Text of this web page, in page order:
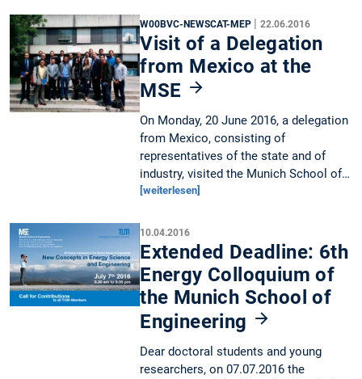
W00BVC-NEWSCAT-MEP |22.06.2016
Visit of a Delegation
from Mexico at the
MSE
On Monday, 20 June 2016, a delegation
from Mexico, consisting of
representatives of the state and of
industry, visited the Munich School of…
[weiterlesen]
10.04.2016
Extended Deadline: 6th
Energy Colloquium of
the Munich School of
Engineering
Dear doctoral students and young
researchers, on 07.07.2016 the